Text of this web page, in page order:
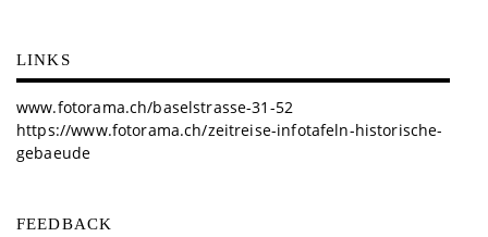
LINKS
www.fotorama.ch/baselstrasse-31-52
https://www.fotorama.ch/zeitreise-infotafeln-historische-
gebaeude
FEEDBACK